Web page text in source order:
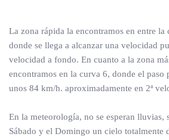
La zona rápida la encontramos en entre la
donde se llega a alcanzar una velocidad
velocidad a fondo. En cuanto a la zona
encontramos en la curva 6, donde el paso
unos 84 km/h. aproximadamente en 2ª
En la meteorología, no se esperan lluvias,
Sábado y el Domingo un cielo totalmente